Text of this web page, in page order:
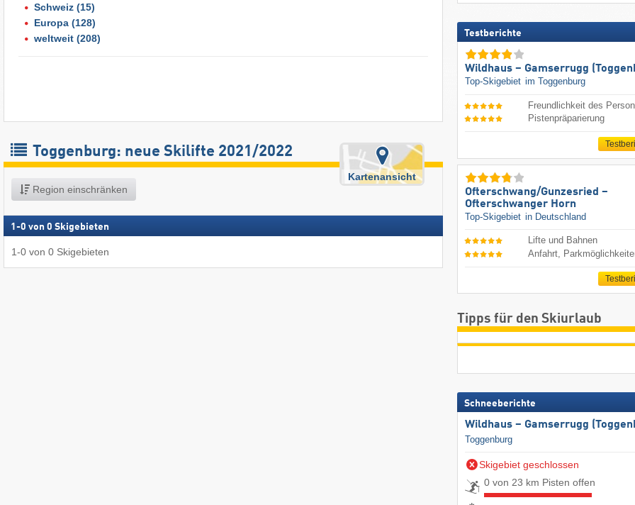
Schweiz (15)
Europa (128)
weltweit (208)
Toggenburg: neue Skilifte 2021/2022
Region einschränken
Kartenansicht
1 -0 von 0 Skigebieten
1-0 von 0 Skigebieten
Testberichte
Wildhaus – Gamserrugg
Top-Skigebiet im Toggenburg
Freundlichkeit des
Pistenpräparierung
Ofterschwang/​Gunzesried –
Ofterschwanger Horn
Top-Skigebiet in Deutschland
Lifte und Bahnen
Anfahrt,
Tipps für den Skiurlaub
Schneeberichte
Wildhaus – Gamserrugg
Toggenburg
Skigebiet geschlossen
0 von 23 km Pisten offen